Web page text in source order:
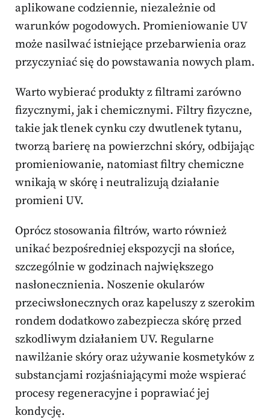
aplikowane codziennie, niezależnie od
warunków pogodowych. Promieniowanie UV
może nasilwać istniejące przebarwienia oraz
przyczyniać się do powstawania nowych plam.
Warto wybierać produkty z filtrami zarówno
fizycznymi, jak i chemicznymi. Filtry fizyczne,
takie jak tlenek cynku czy dwutlenek tytanu,
tworzą barierę na powierzchni skóry, odbijając
promieniowanie, natomiast filtry chemiczne
wnikają w skórę i neutralizują działanie
promieni UV.
Oprócz stosowania filtrów, warto również
unikać bezpośredniej ekspozycji na słońce,
szczególnie w godzinach największego
nasłonecznienia. Noszenie okularów
przeciwsłonecznych oraz kapeluszy z szerokim
rondem dodatkowo zabezpiecza skórę przed
szkodliwym działaniem UV. Regularne
nawilżanie skóry oraz używanie kosmetyków z
substancjami rozjaśniającymi może wspierać
procesy regeneracyjne i poprawiać jej
kondycję.